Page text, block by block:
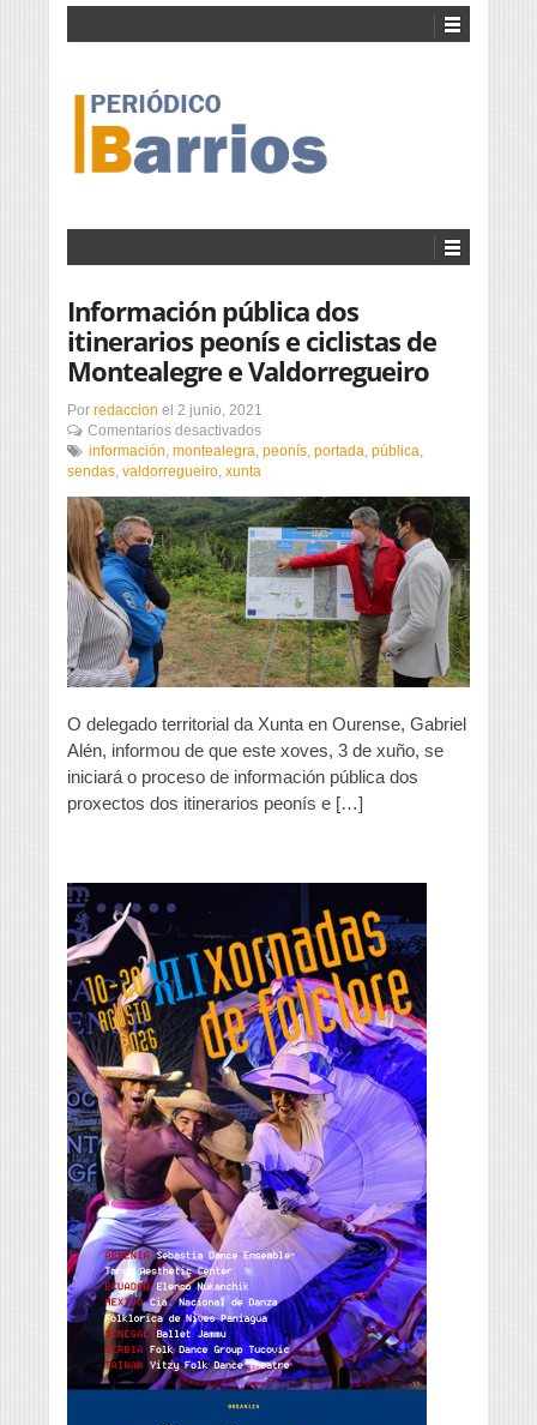
Información pública dos
itinerarios peonís e ciclistas de
Montealegre e Valdorregueiro
Por redaccion el 2 junio, 2021
Comentarios desactivadosen
Información
itinerarios
peonís
e
ciclistas
de
Montealegre
e
Valdorregueiro
información, montealegra, peonís, portada, pública,
sendas, valdorregueiro, xunta
O delegado territorial da Xunta en Ourense, Gabriel
Alén, informou de que este xoves, 3 de xuño, se
iniciará o proceso de información pública dos
proxectos dos itinerarios peonís e […]